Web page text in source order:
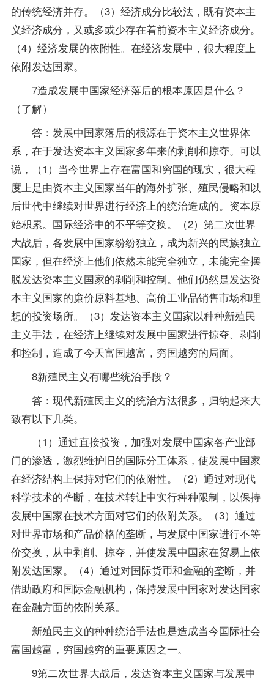
的传统经济并存。（3）经济成分比较法，既有资本主
义经济成分，又或多或少存在着前资本主义经济成分。
（4）经济发展的依附性。在经济发展中，很大程度上
依附发达国家。
7造成发展中国家经济落后的根本原因是什么？
（了解）
答：发展中国家落后的根源在于资本主义世界体
系，在于发达资本主义国家多年来的剥削和掠夺。可以
说，（1）当今世界上存在富国和穷国的现实，很大程
度上是由资本主义国家当年的海外扩张、殖民侵略和以
后世代中继续对世界进行经济上的统治造成的。资本原
始积累。国际经济中的不平等交换。（2）第二次世界
大战后，各发展中国家纷纷独立，成为新兴的民族独立
国家，但在经济上他们依然未能完全独立，未能完全摆
脱发达资本主义国家的剥削和控制。他们仍然是发达资
本主义国家的廉价原料基地、高价工业品销售市场和理
想的投资场所。（3）发达资本主义国家以种种新殖民
主义手法，在经济上继续对发展中国家进行掠夺、剥削
和控制，造成了今天富国越富，穷国越穷的局面。
8新殖民主义有哪些统治手段？
答：现代新殖民主义的统治方法很多，归纳起来大
致有以下几类。
（1）通过直接投资，加强对发展中国家各产业部
门的渗透，激烈维护旧的国际分工体系，使发展中国家
在经济结构上保持对它们的依附性。（2）通过对现代
科学技术的垄断，在技术转让中实行种种限制，以保持
发展中国家在技术方面对它们的依附关系。（3）通过
对世界市场和产品价格的垄断，与发展中国家进行不等
价交换，从中剥削、掠夺，并使发展中国家在贸易上依
附发达国家。（4）通过对国际货币和金融的垄断，并
借助政府和国际金融机构，保持发展中国家对发达国家
在金融方面的依附关系。
新殖民主义的种种统治手法也是造成当今国际社会
富国越富，穷国越穷的重要原因之一。
9第二次世界大战后，发达资本主义国家与发展中